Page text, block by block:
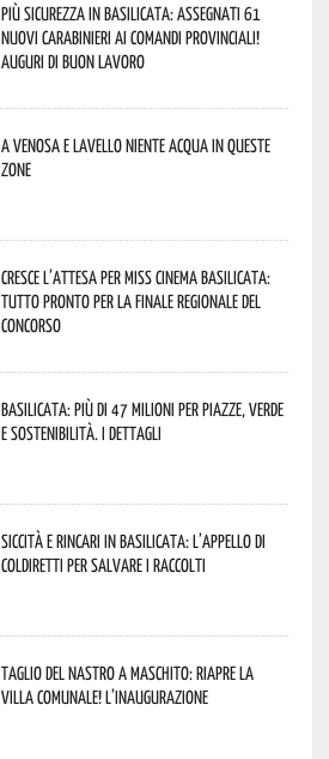
Più sicurezza in Basilicata: assegnati 61
nuovi Carabinieri ai Comandi provinciali!
Auguri di buon lavoro
A Venosa e Lavello niente acqua in queste
zone
Cresce l’attesa per Miss Cinema Basilicata:
tutto pronto per la finale regionale del
concorso
Basilicata: più di 47 milioni per piazze, verde
e sostenibilità. I dettagli
Siccità e rincari in Basilicata: l’appello di
Coldiretti per salvare i raccolti
Taglio del nastro a Maschito: riapre la
Villa Comunale! L’inaugurazione